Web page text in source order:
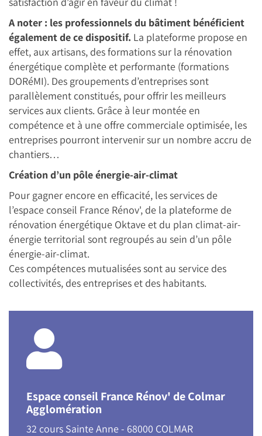
A noter : les professionnels du bâtiment bénéficient
également de ce dispositif. La plateforme propose en
effet, aux artisans, des formations sur la rénovation
énergétique complète et performante (formations
DORéMI). Des groupements d’entreprises sont
parallèlement constitués, pour offrir les meilleurs
services aux clients. Grâce à leur montée en
compétence et à une offre commerciale optimisée, les
entreprises pourront intervenir sur un nombre accru de
chantiers…
Création d’un pôle énergie-air-climat
Pour gagner encore en efficacité, les services de
l’espace conseil France Rénov', de la plateforme de
rénovation énergétique Oktave et du plan climat-air-
énergie territorial sont regroupés au sein d’un pôle
énergie-air-climat.
Ces compétences mutualisées sont au service des
collectivités, des entreprises et des habitants.
Espace conseil France Rénov' de Colmar
Agglomération
32 cours Sainte Anne - 68000 COLMAR